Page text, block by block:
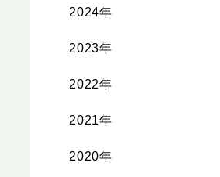
2024年
2023年
2022年
2021年
2020年